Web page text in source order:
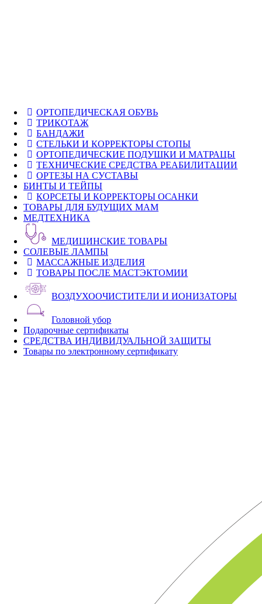
ОРТОПЕДИЧЕСКАЯ ОБУВЬ
ТРИКОТАЖ
БАНДАЖИ
СТЕЛЬКИ И КОРРЕКТОРЫ СТОПЫ
ОРТОПЕДИЧЕСКИЕ ПОДУШКИ И МАТРАЦЫ
ТЕХНИЧЕСКИЕ СРЕДСТВА РЕАБИЛИТАЦИИ
ОРТЕЗЫ НА СУСТАВЫ
БИНТЫ И ТЕЙПЫ
КОРСЕТЫ И КОРРЕКТОРЫ ОСАНКИ
ТОВАРЫ ДЛЯ БУДУЩИХ МАМ
МЕДТЕХНИКА
МЕДИЦИНСКИЕ ТОВАРЫ
СОЛЕВЫЕ ЛАМПЫ
МАССАЖНЫЕ ИЗДЕЛИЯ
ТОВАРЫ ПОСЛЕ МАСТЭКТОМИИ
ВОЗДУХООЧИСТИТЕЛИ И ИОНИЗАТОРЫ
Головной убор
Подарочные сертификаты
СРЕДСТВА ИНДИВИДУАЛЬНОЙ ЗАЩИТЫ
Товары по электронному сертификату